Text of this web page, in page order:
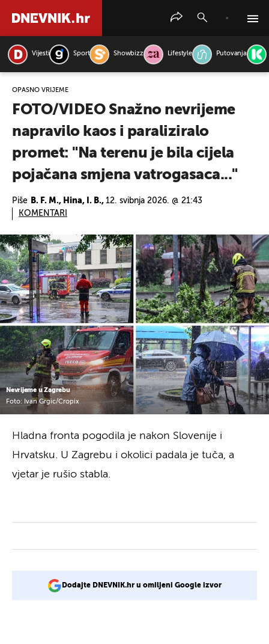
Vijesti Sport Showbizz Lifestyle Putovanja
OPASNO VRIJEME
FOTO/VIDEO Snažno nevrijeme
napravilo kaos i paraliziralo
promet: "Na terenu je bila cijela
pojačana smjena vatrogasaca..."
Piše B. F. M., Hina, I. B., 12. svibnja 2026. @ 21:43
KOMENTARI
Nevrijeme u Zagrebu
Foto: Ivan Grgic/Cropix
Hladna fronta pogodila je nakon Slovenije i
Hrvatsku. U Zagrebu i okolici padala je tuča, a
vjetar je rušio stabla.
Dodajte DNEVNIK.hr u omiljeni Google izvor
PRETRAŽITE VIJESTI